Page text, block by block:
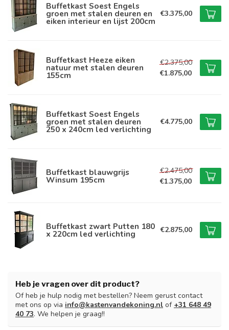
Buffetkast Soest Engels
groen met stalen deuren en
eiken interieur en lijst 200cm
€3.375,00
Buffetkast Heeze eiken
natuur met stalen deuren
155cm
€2.375,00
€1.875,00
Buffetkast Soest Engels
groen met stalen deuren
250 x 240cm led verlichting
€4.775,00
Buffetkast blauwgrijs
Winsum 195cm
€2.475,00
€1.375,00
Buffetkast zwart Putten 180
x 220cm led verlichting €2.875,00
Heb je vragen over dit product?
Of heb je hulp nodig met bestellen? Neem gerust contact
met ons op via info@kastenvandekoning.nl of +31 648 49
40 73. We helpen je graag!!